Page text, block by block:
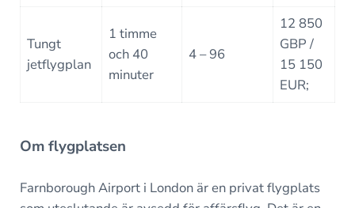
Tungt
jetflygplan
1 timme
och 40
minuter
4 – 96
12 850
GBP /
15 150
EUR;
Om flygplatsen
Farnborough Airport i London är en privat flygplats